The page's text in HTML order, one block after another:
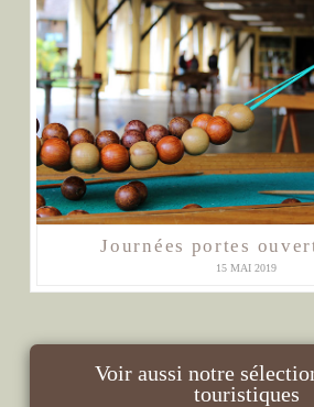
Journées portes
15 MAI 2019
Voir aussi notre
touristiques